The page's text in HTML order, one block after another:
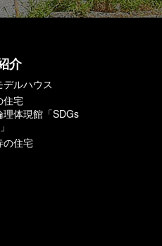
介
デルハウス
住宅
理体現館「SDGs
の住宅